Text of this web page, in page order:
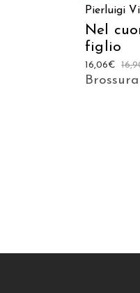
Pierluigi
Nel
figlio
16,06€
Brossura